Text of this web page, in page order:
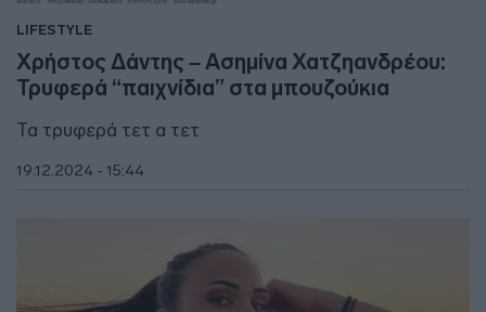
LIFESTYLE
Χρήστος Δάντης – Ασημίνα Χατζηανδρέου:
Τρυφερά “παιχνίδια” στα μπουζούκια
Τα τρυφερά τετ α τετ
19.12.2024 - 15:44